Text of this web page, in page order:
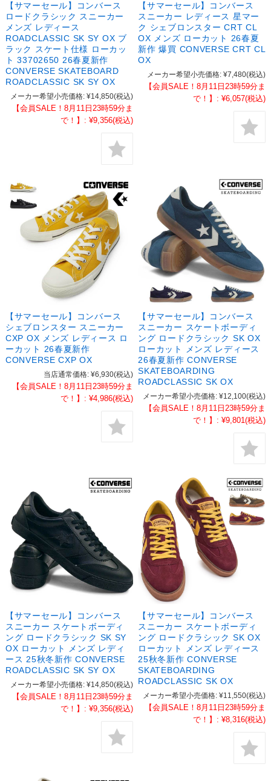
【サマーセール】コンバース
ロードクラシック スニーカー
メンズ レディース
ROADCLASSIC SK SY OX ブ
ラック スケート仕様 ローカッ
ト 33702650 26春夏新作
CONVERSE SKATEBOARD
ROADCLASSIC SK SY OX
メーカー希望小売価格: ¥14,850(税込)
【会員SALE！8月11日23時59分ま
で！】: ¥9,356(税込)
【サマーセール】コンバース
スニーカー レディース 星マー
ク シェブロンスター CRT CL
OX メンズ ローカット 26春夏
新作 爆買 CONVERSE CRT CL
OX
メーカー希望小売価格: ¥7,480(税込)
【会員SALE！8月11日23時59分ま
で！】: ¥6,057(税込)
【サマーセール】コンバース
シェブロンスター スニーカー
CXP OX メンズ レディース ロ
ーカット 26春夏新作
CONVERSE CXP OX
当店通常価格: ¥6,930(税込)
【会員SALE！8月11日23時59分ま
で！】: ¥4,986(税込)
【サマーセール】コンバース
スニーカー スケートボーディ
ング ロードクラシック SK OX
ローカット メンズ レディース
26春夏新作 CONVERSE
SKATEBOARDING
ROADCLASSIC SK OX
メーカー希望小売価格: ¥12,100(税込)
【会員SALE！8月11日23時59分ま
で！】: ¥9,801(税込)
【サマーセール】コンバース
スニーカー スケートボーディ
ング ロードクラシック SK SY
OX ローカット メンズ レディ
ース 25秋冬新作 CONVERSE
ROADCLASSIC SK SY OX
メーカー希望小売価格: ¥14,850(税込)
【会員SALE！8月11日23時59分ま
で！】: ¥9,356(税込)
【サマーセール】コンバース
スニーカー スケートボーディ
ング ロードクラシック SK OX
ローカット メンズ レディース
25秋冬新作 CONVERSE
SKATEBOARDING
ROADCLASSIC SK OX
メーカー希望小売価格: ¥11,550(税込)
【会員SALE！8月11日23時59分ま
で！】: ¥8,316(税込)